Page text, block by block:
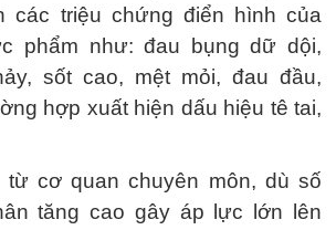
các triệu chứng điển hình của
phẩm như: đau bụng dữ dội,
sốt cao, mệt mỏi, đau đầu,
hợp xuất hiện dấu hiệu tê tai,
từ cơ quan chuyên môn, dù số
tăng cao gây áp lực lớn lên